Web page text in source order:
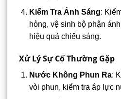
Kiểm Tra Ánh Sáng:
hỏng, vệ sinh bộ phận
hiệu quả chiếu sáng.
Xử Lý Sự Cố Thường Gặp
Nước Không Phun Ra:
vòi phun, kiểm tra áp lực